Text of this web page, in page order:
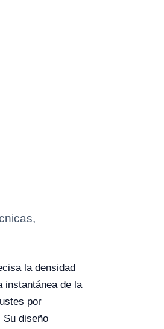
la densidad
instantánea de la
por
Su diseño